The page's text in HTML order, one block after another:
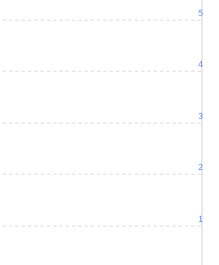
1
2
3
4
5